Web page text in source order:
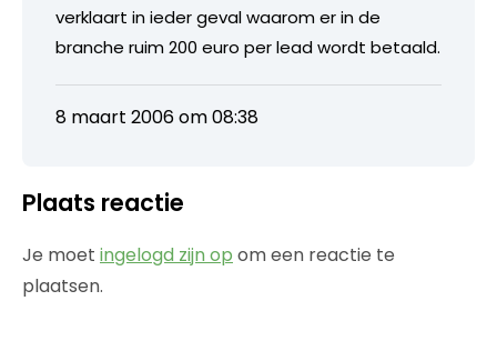
verklaart in ieder geval waarom er in de
branche ruim 200 euro per lead wordt betaald.
8 maart 2006 om 08:38
Plaats reactie
Je moet ingelogd zijn op om een reactie te
plaatsen.